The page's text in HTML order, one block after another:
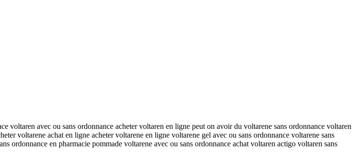
voltaren avec ou sans ordonnance acheter voltaren en ligne peut on avoir du voltarene sans ordonnance voltaren
voltarene achat en ligne acheter voltarene en ligne voltarene gel avec ou sans ordonnance voltarene sans
ordonnance en pharmacie pommade voltarene avec ou sans ordonnance achat voltaren actigo voltaren sans